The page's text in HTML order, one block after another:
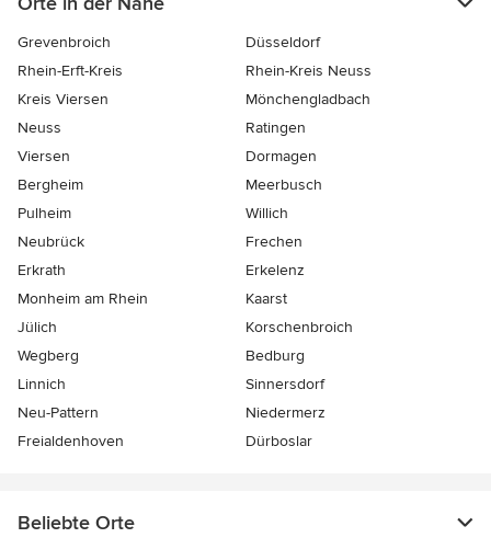
Grevenbroich
Düsseldorf
Rhein-Erft-Kreis
Rhein-Kreis Neuss
Kreis Viersen
Mönchengladbach
Neuss
Ratingen
Viersen
Dormagen
Bergheim
Meerbusch
Pulheim
Willich
Neubrück
Frechen
Erkrath
Erkelenz
Monheim am Rhein
Kaarst
Jülich
Korschenbroich
Wegberg
Bedburg
Linnich
Sinnersdorf
Neu-Pattern
Niedermerz
Freialdenhoven
Dürboslar
Beliebte Orte